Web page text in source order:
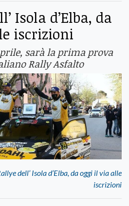
Isola d’Elba, da
iscrizioni
sarà la prima prova
Rally Asfalto
dell’ Isola d’Elba, da oggi il via alle
iscrizioni